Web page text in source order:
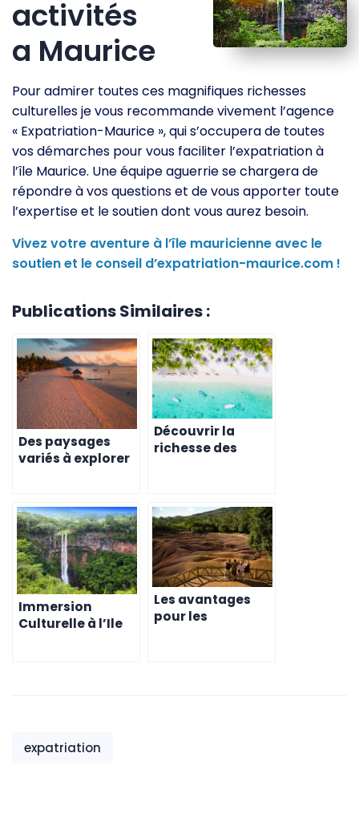
activités
a Maurice
Pour admirer toutes ces magnifiques richesses
culturelles je vous recommande vivement l’agence
« Expatriation-Maurice », qui s’occupera de toutes
vos démarches pour vous faciliter l’expatriation à
l’île Maurice. Une équipe aguerrie se chargera de
répondre à vos questions et de vous apporter toute
l’expertise et le soutien dont vous aurez besoin.
Vivez votre aventure à l’île mauricienne avec le
soutien et le conseil d’expatriation-maurice.com !
Publications Similaires :
Des paysages
variés à explorer
Découvrir la
richesse des
Immersion
Culturelle à l’Ile
Les avantages
pour les
expatriation